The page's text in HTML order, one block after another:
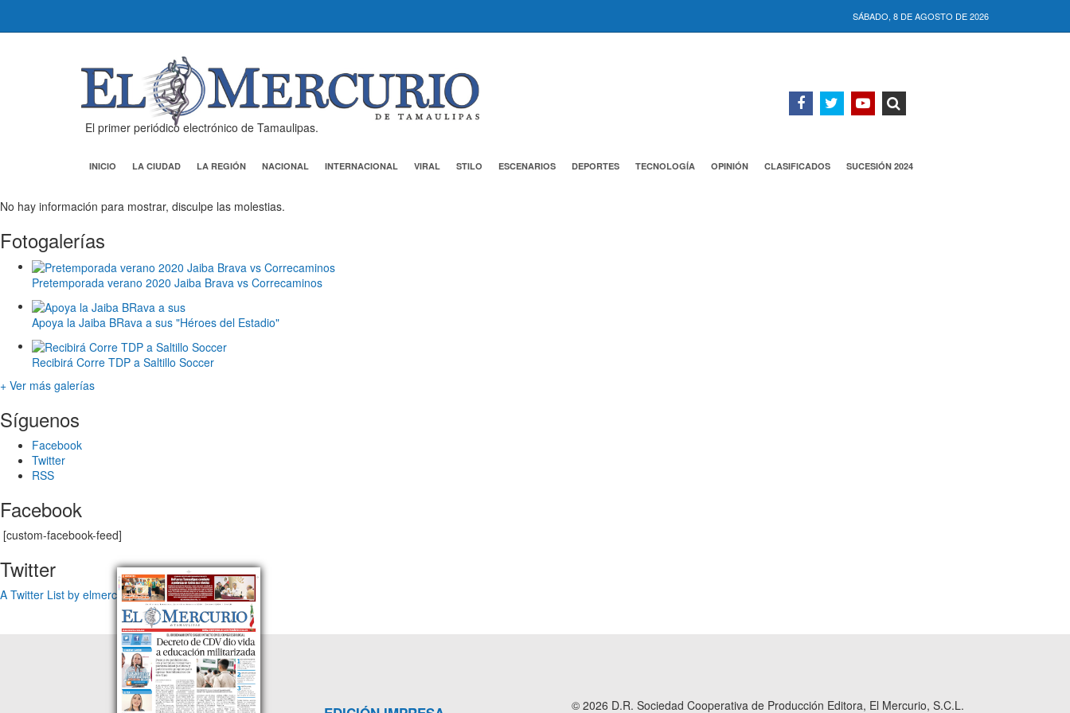
SÁBADO, 8 DE AGOSTO DE 2026
El primer periódico electrónico de Tamaulipas.
INICIO LA CIUDAD LA REGIÓN NACIONAL INTERNACIONAL VIRAL STILO ESCENARIOS DEPORTES TECNOLOGÍA OPINIÓN CLASIFICADOS SUCESIÓN 2024
No hay información para mostrar, disculpe las molestias.
Fotogalerías
Pretemporada verano 2020 Jaiba Brava vs Correcaminos
Apoya la Jaiba BRava a sus "Héroes del Estadio"
Recibirá Corre TDP a Saltillo Soccer
+ Ver más galerías
Síguenos
Facebook
Twitter
RSS
Facebook
[custom-facebook-feed]
Twitter
A Twitter List by elmercuriotam
© 2026 D.R. Sociedad Cooperativa de Producción Editora, El Mercurio, S.C.L.